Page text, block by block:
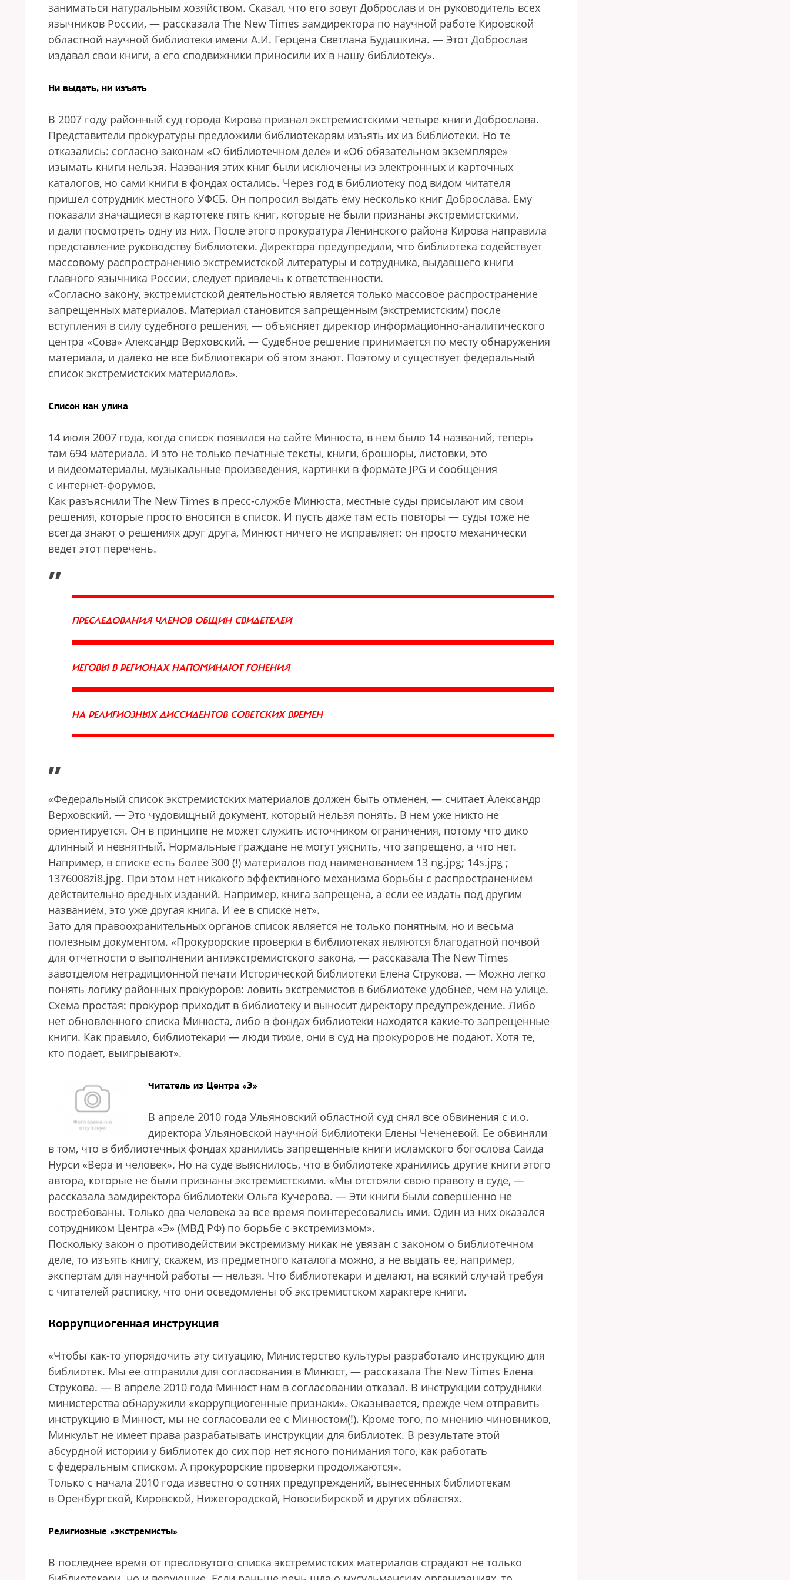
заниматься натуральным хозяйством. Сказал, что его зовут Доброслав и он руководитель всех
язычников России, — рассказала The New Times замдиректора по научной работе Кировской
областной научной биб­лиотеки имени А.И. Герцена Светлана Будашкина. — Этот Доброслав
издавал свои книги, а его сподвижники приносили их в нашу библиотеку».
Ни выдать, ни изъять
В 2007 году районный суд города Кирова признал экстремистскими четыре книги Доброслава.
Представители прокуратуры предложили библиотекарям изъять их из библиотеки. Но те
отказались: согласно законам «О библиотечном деле» и «Об обязательном экземпляре»
изымать книги нельзя. Названия этих книг были исключены из электронных и карточных
каталогов, но сами книги в фондах остались. Через год в библиотеку под видом читателя
пришел сотрудник местного УФСБ. Он попросил выдать ему несколько книг Доброслава. Ему
показали значащиеся в картотеке пять книг, которые не были признаны экстремистскими,
и дали посмотреть одну из них. После этого прокуратура Ленинского района Кирова направила
представление руководству библиотеки. Директора предупредили, что библиотека содействует
массовому распространению экстремистской литературы и сотрудника, выдавшего книги
главного язычника России, следует привлечь к ответственности.
«Согласно закону, экстремистской деятельностью является только массовое распространение
запрещенных материалов. Материал становится запрещенным (экстремистским) после
вступления в силу судебного решения, — объясняет директор информационно-аналитического
центра «Сова» Александр Верховский. — Судебное решение принимается по месту обнаружения
материала, и далеко не все библиотекари об этом знают. Поэтому и существует федеральный
список экстремистских материалов».
Список как улика
14 июля 2007 года, когда список появился на сайте Минюста, в нем было 14 названий, теперь
там 694 материала. И это не только печатные тексты, книги, брошюры, листовки, это
и видеоматериалы, музыкальные произведения, картинки в формате JPG и сообщения
с интернет-форумов.
Как разъяснили The New Times в пресс-службе Минюста, местные суды присылают им свои
решения, которые просто вносятся в список. И пусть даже там есть повторы — суды тоже не
всегда знают о решениях друг друга, Минюст ничего не исправляет: он просто механически
ведет этот перечень.
„
ПРЕСЛЕДОВАНИЯ ЧЛЕНОВ ОБЩИН СВИДЕТЕЛЕЙ
ИЕГОВЫ В РЕГИОНАХ НАПОМИНАЮТ ГОНЕНИЯ
НА РЕЛИГИОЗНЫХ ДИССИДЕНТОВ СОВЕТСКИХ ВРЕМЕН
”
«Федеральный список экстремистских материалов должен быть отменен, — считает Александр
Верховский. — Это чудовищный документ, который нельзя понять. В нем уже никто не
ориентируется. Он в принципе не может служить источником ограничения, потому что дико
длинный и невнятный. Нормальные граждане не могут уяснить, что запрещено, а что нет.
Например, в списке есть более 300 (!) материалов под наименованием 13 ng.jpg; 14s.jpg ;
1376008zi8.jpg. При этом нет никакого эффективного механизма борьбы с распространением
действительно вредных изданий. Например, книга запрещена, а если ее издать под другим
названием, это уже другая книга. И ее в списке нет».
Зато для правоохранительных органов список является не только понятным, но и весьма
полезным документом. «Прокурорские проверки в библиотеках являются благодатной почвой
для отчетности о выполнении антиэкстремистского закона, — рассказала The New Times
завотделом нетрадиционной печати Исторической библиотеки Елена Струкова. — Можно легко
понять логику районных прокуроров: ловить экстремистов в библиотеке удобнее, чем на улице.
Схема простая: прокурор приходит в библиотеку и выносит директору предупреждение. Либо
нет обновленного списка Минюста, либо в фондах библиотеки находятся какие-то запрещенные
книги. Как правило, библиотекари — люди тихие, они в суд на прокуроров не подают. Хотя те,
кто подает, выигрывают».
Читатель из Центра «Э»
В апреле 2010 года Ульяновский областной суд снял все обвинения с и.о.
директора Ульяновской научной библиотеки Елены Чеченевой. Ее обвиняли
в том, что в библиотечных фондах хранились запрещенные книги исламского богослова Саида
Нурси «Вера и человек». Но на суде выяснилось, что в библиотеке хранились другие книги этого
автора, которые не были признаны экстремистскими. «Мы отстояли свою правоту в суде, —
рассказала замдиректора библиотеки Ольга Кучерова. — Эти книги были совершенно не
востребованы. Только два человека за все время поинтересовались ими. Один из них оказался
сотрудником Центра «Э» (МВД РФ) по борьбе с экстремизмом».
Поскольку закон о противодействии экстремизму никак не увязан с законом о библиотечном
деле, то изъять книгу, скажем, из предметного каталога можно, а не выдать ее, например,
экспертам для научной работы — нельзя. Что библиотекари и делают, на всякий случай требуя
с читателей расписку, что они осведомлены об экстремистском характере книги.
Коррупциогенная инструкция
«Чтобы как-то упорядочить эту ситуацию, Министерство культуры разработало инструкцию для
библиотек. Мы ее отправили для согласования в Минюст, — рассказала The New Times Елена
Струкова. — В апреле 2010 года Минюст нам в согласовании отказал. В инструкции сотрудники
министерства обнаружили «коррупциогенные признаки». Оказывается, прежде чем отправить
инструкцию в Минюст, мы не согласовали ее с Мин­юстом(!). Кроме того, по мнению чиновников,
Минкульт не имеет права разрабатывать инструкции для библиотек. В результате этой
абсурдной истории у библиотек до сих пор нет ясного понимания того, как работать
с федеральным списком. А прокурорские проверки продолжаются».
Только с начала 2010 года известно о сотнях предупреждений, вынесенных биб­лиотекам
в Оренбургской, Кировской, Нижегородской, Новосибирской и других областях.
Религиозные «экстремисты»
В последнее время от пресловутого спис­ка экстремистских материалов страдают не только